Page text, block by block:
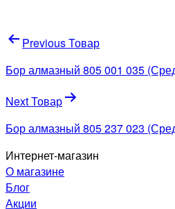
Навигация
по
записям
Previous Товар
Бор алмазный 805 001 035
Next Товар
Бор алмазный 805 237 023
Интернет-магазин
О магазине
Блог
Акции